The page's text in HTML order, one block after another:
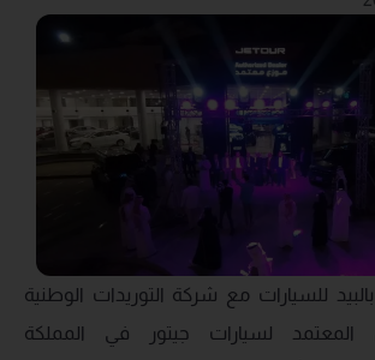
للسيارات مع شركة التوريدات الوطنية
المعتمد لسيارات جيتور في المملكة